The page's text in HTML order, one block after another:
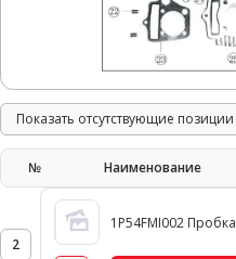
Показать отсутствующие позиции
№ Наименование
2
1P54FMI002 Пробка